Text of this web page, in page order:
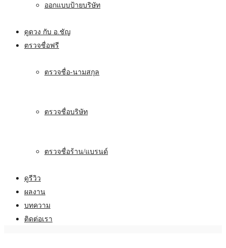
ออกแบบป้ายบริษัท
ดูดวง กับ อ.ชัญ
ตรวจชื่อฟรี
ตรวจชื่อ-นามสกุล
ตรวจชื่อบริษัท
ตรวจชื่อร้าน/แบรนด์
ดูรีวิว
ผลงาน
บทความ
ติดต่อเรา